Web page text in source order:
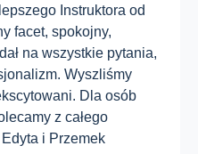
Instruktora od
facet, spokojny,
na wszystkie pytania,
Wyszliśmy
Dla osób
z całego
i Przemek